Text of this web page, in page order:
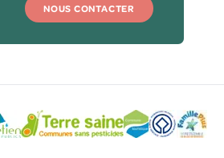
NOUS CONTACTER